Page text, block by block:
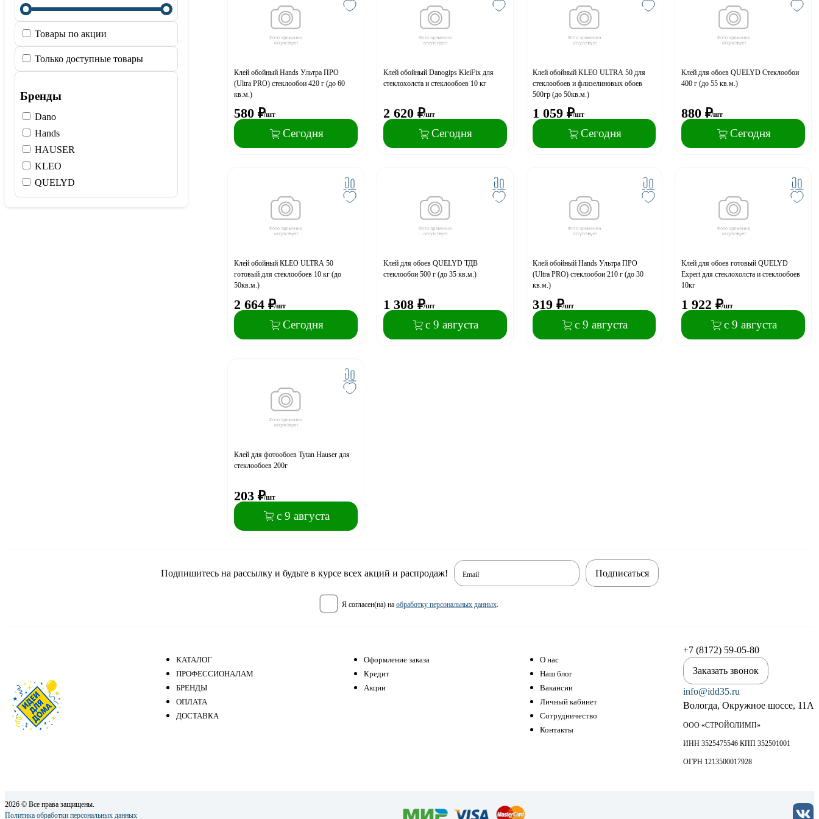
Товары по акции
Только доступные товары
Бренды
Dano
Hands
HAUSER
KLEO
QUELYD
Клей обойный Hands Ультра ПРО
(Ultra PRO) стеклообои 420 г (до 60
кв.м.)
580 ₽/шт
Сегодня
Клей обойный Danogips KleiFix для
стеклохолста и стеклообоев 10 кг
2 620 ₽/шт
Сегодня
Клей обойный KLEO ULTRA 50 для
стеклообоев и флизелиновых обоев
500гр (до 50кв.м.)
1 059 ₽/шт
Сегодня
Клей для обоев QUELYD Стеклообои
400 г (до 55 кв.м.)
880 ₽/шт
Сегодня
Клей обойный КLEO ULTRA 50
готовый для стеклообоев 10 кг (до
50кв.м.)
2 664 ₽/шт
Сегодня
Клей для обоев QUELYD ТДВ
стеклообои 500 г (до 35 кв.м.)
1 308 ₽/шт
с 9 августа
Клей обойный Hands Ультра ПРО
(Ultra PRO) стеклообои 210 г (до 30
кв.м.)
319 ₽/шт
с 9 августа
Клей для обоев готовый QUELYD
Expert для стеклохолста и стеклообоев
10кг
1 922 ₽/шт
с 9 августа
Клей для фотообоев Tytan Hauser для
стеклообоев 200г
203 ₽/шт
с 9 августа
Подпишитесь на рассылку и будьте в курсе всех акций и распродаж! Email
я согласен(на) на обработку персональных данных.
Подписаться
КАТАЛОГ
ПРОФЕССИОНАЛАМ
БРЕНДЫ
ОПЛАТА
ДОСТАВКА
Оформление заказа
Кредит
Акции
О нас
Наш блог
Вакансии
Личный кабинет
Сотрудничество
Контакты
+7 (8172) 59-05-80
Заказать звонок
info@idd35.ru
Вологда, Окружное шоссе, 11А
ООО «СТРОЙОЛИМП»
ИНН 3525475546 КПП 352501001
ОГРН 1213500017928
2026 © Все права защищены.
Политика обработки персональных данных